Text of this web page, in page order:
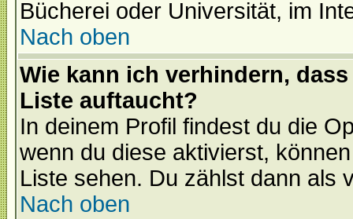
Bücherei oder Universität, im
Nach oben
Wie kann ich verhindern,
Liste auftaucht?
In deinem Profil findest du die
wenn du diese aktivierst,
Liste sehen. Du zählst dann als
Nach oben